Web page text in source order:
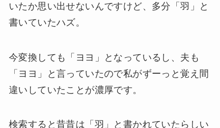
いたか思い出せないんですけど、多分「羽」と
書いていたハズ。
今変換しても「ヨヨ」となっているし、夫も
「ヨヨ」と言っていたので私がずーっと覚え間
違いしていたことが濃厚です。
検索すると昔昔は「羽」と書かれていたらしい